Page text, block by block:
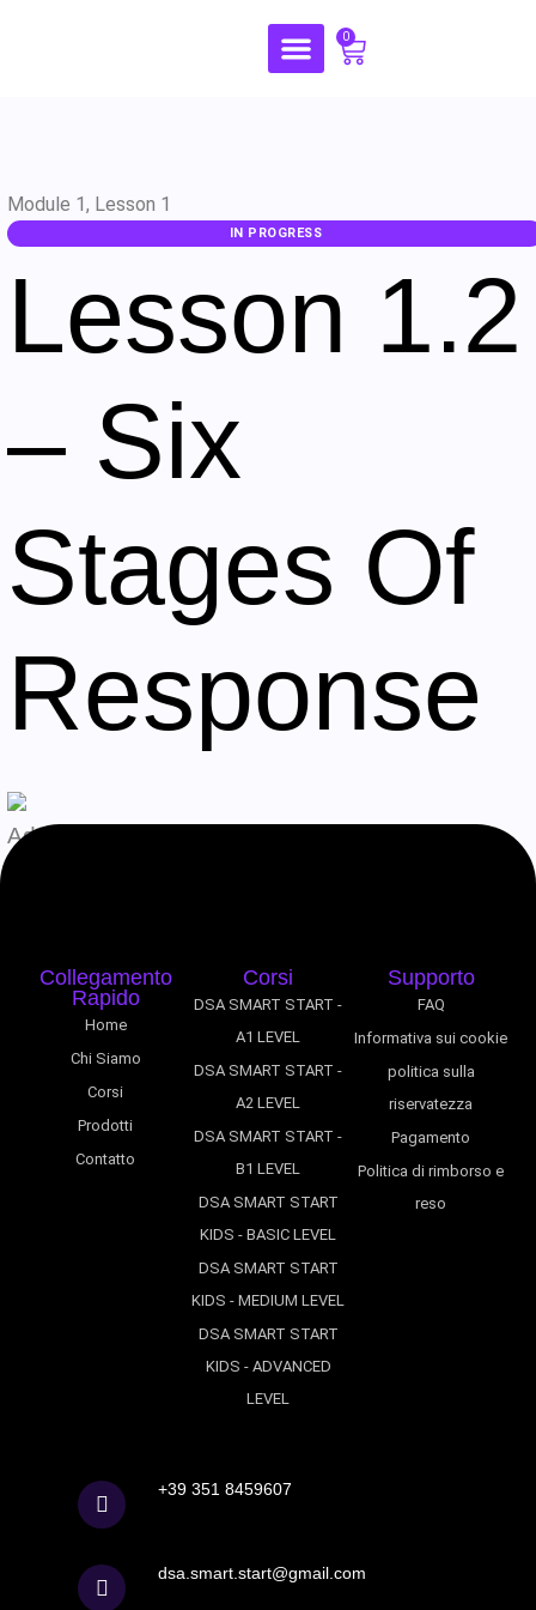
0
Module 1, Lesson 1
IN PROGRESS
Lesson 1.2
– Six
Stages Of
Response
Admin
Collegamento
Rapido
Home
Chi Siamo
Corsi
Prodotti
Contatto
Corsi
DSA SMART START -
A1 LEVEL
DSA SMART START -
A2 LEVEL
DSA SMART START -
B1 LEVEL
DSA SMART START
KIDS - BASIC LEVEL
DSA SMART START
KIDS - MEDIUM LEVEL
DSA SMART START
KIDS - ADVANCED
LEVEL
Supporto
FAQ
Informativa sui cookie
politica sulla
riservatezza
Pagamento
Politica di rimborso e
reso
+39 351 8459607
dsa.smart.start@gmail.com